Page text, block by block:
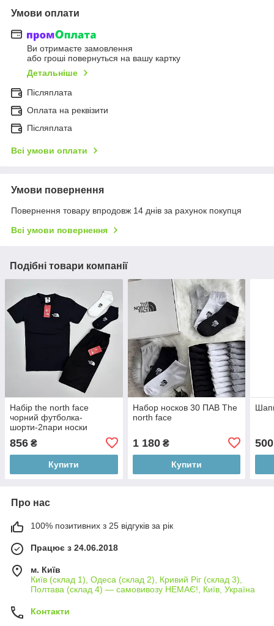
Умови оплати
Ви отримаєте замовлення
або гроші повернуться на вашу картку
Детальніше
Післяплата
Оплата на реквізити
Післяплата
Всі умови оплати
Умови повернення
Повернення товару впродовж 14 днів за рахунок покупця
Всі умови повернення
Подібні товари компанії
Набір the north face
чорний футболка-
шорти-2пари носки
856 ₴
Купити
Набор носков 30 ПАВ The
north face
1 180₴
Купити
500
Про нас
100% позитивних з 25 відгуків за рік
Працює з 24.06.2018
м. Київ
Київ (склад 1), Одеса (склад 2), Кривий Ріг (склад 3),
Полтава (склад 4) — самовивозу НЕМАЄ!, Київ, Україна
Контакти